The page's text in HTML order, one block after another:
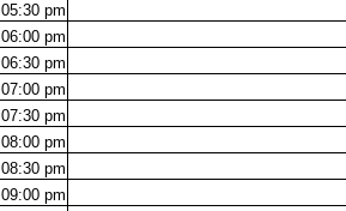
05:30 pm
06:00 pm
06:30 pm
07:00 pm
07:30 pm
08:00 pm
08:30 pm
09:00 pm